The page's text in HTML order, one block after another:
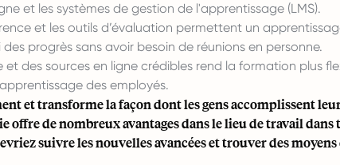
et les systèmes de gestion de l'apprentissage (LMS).
et les outils d’évaluation permettent un
progrès sans avoir besoin de réunions en personne.
et des sources en ligne crédibles rend la formation plus
des employés.
et transforme la façon dont les gens accomplissent
offre de nombreux avantages dans le lieu de travail dans
suivre les nouvelles avancées et trouver des